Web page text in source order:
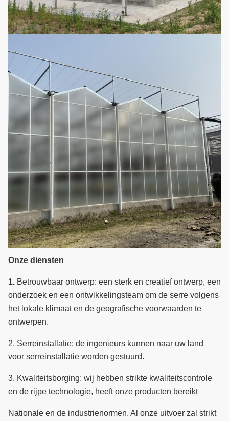
Onze diensten
1. Betrouwbaar ontwerp: een sterk en creatief ontwerp, een
onderzoek en een ontwikkelingsteam om de serre volgens
het lokale klimaat en de geografische voorwaarden te
ontwerpen.
2. Serreinstallatie: de ingenieurs kunnen naar uw land
voor serreinstallatie worden gestuurd.
3. Kwaliteitsborging: wij hebben strikte kwaliteitscontrole
en de rijpe technologie, heeft onze producten bereikt
Nationale en de industrienormen. Al onze uitvoer zal strikt